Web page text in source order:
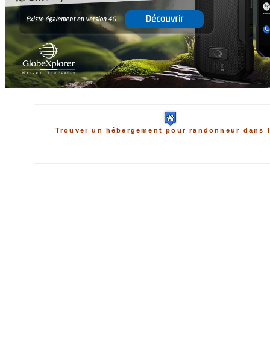
Trouver un hébergement pour randonneur dans